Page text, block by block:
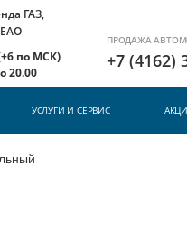
ГАЗ,
по МСК)
20.00
ПРОДАЖА
+7 (4162)
УСЛУГИ И СЕРВИС